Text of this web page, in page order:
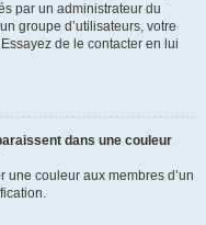
par un administrateur du
groupe d’utilisateurs, votre
de le contacter en lui
dans une couleur
une couleur aux membres d’un